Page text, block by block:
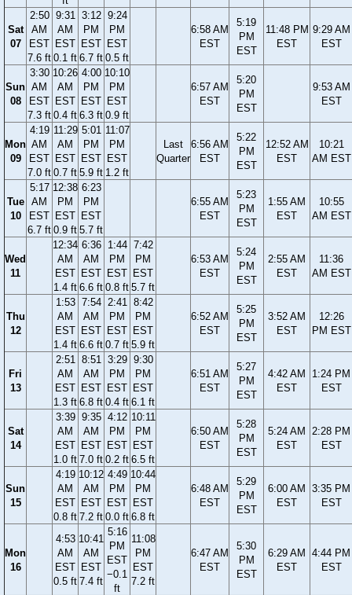
Sat
07
2:50
AM
EST
7.6 ft
9:31
AM
EST
0.1 ft
3:12
PM
EST
6.7 ft
9:24
PM
EST
0.5 ft
6:58 AM
EST
5:19
PM
EST
11:48 PM
EST
9:29 AM
EST
Sun
08
3:30
AM
EST
7.3 ft
10:26
AM
EST
0.4 ft
4:00
PM
EST
6.3 ft
10:10
PM
EST
0.9 ft
6:57 AM
EST
5:20
PM
EST
9:53 AM
EST
Mon
09
4:19
AM
EST
7.0 ft
11:29
AM
EST
0.7 ft
5:01
PM
EST
5.9 ft
11:07
PM
EST
1.2 ft
Last
Quarter
6:56 AM
EST
5:22
PM
EST
12:52 AM
EST
10:21
AM EST
Tue
10
5:17
AM
EST
6.7 ft
12:38
PM
EST
0.9 ft
6:23
PM
EST
5.7 ft
6:55 AM
EST
5:23
PM
EST
1:55 AM
EST
10:55
AM EST
Wed
11
12:34
AM
EST
1.4 ft
6:36
AM
EST
6.6 ft
1:44
PM
EST
0.8 ft
7:42
PM
EST
5.7 ft
6:53 AM
EST
5:24
PM
EST
2:55 AM
EST
11:36
AM EST
Thu
12
1:53
AM
EST
1.4 ft
7:54
AM
EST
6.6 ft
2:41
PM
EST
0.7 ft
8:42
PM
EST
5.9 ft
6:52 AM
EST
5:25
PM
EST
3:52 AM
EST
12:26
PM EST
Fri
13
2:51
AM
EST
1.3 ft
8:51
AM
EST
6.8 ft
3:29
PM
EST
0.4 ft
9:30
PM
EST
6.1 ft
6:51 AM
EST
5:27
PM
EST
4:42 AM
EST
1:24 PM
EST
Sat
14
3:39
AM
EST
1.0 ft
9:35
AM
EST
7.0 ft
4:12
PM
EST
0.2 ft
10:11
PM
EST
6.5 ft
6:50 AM
EST
5:28
PM
EST
5:24 AM
EST
2:28 PM
EST
Sun
15
4:19
AM
EST
0.8 ft
10:12
AM
EST
7.2 ft
4:49
PM
EST
0.0 ft
10:44
PM
EST
6.8 ft
6:48 AM
EST
5:29
PM
EST
6:00 AM
EST
3:35 PM
EST
Mon
16
4:53
AM
EST
0.5 ft
10:41
AM
EST
7.4 ft
5:16
PM
EST
−0.1
ft
11:08
PM
EST
7.2 ft
6:47 AM
EST
5:30
PM
EST
6:29 AM
EST
4:44 PM
EST